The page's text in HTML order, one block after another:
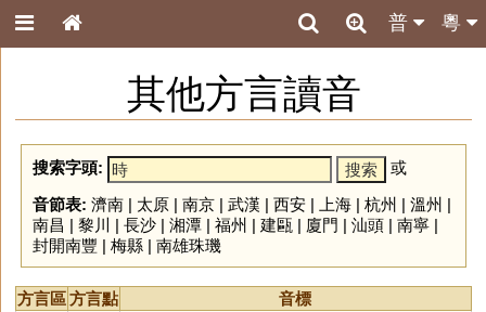
粵
普
其他方言讀音
搜索字頭:
或
音節表: 濟南| 太原| 南京| 武漢 | 西安| 上海| 杭州 | 溫州 |
南昌 | 黎川 | 長沙| 湘潭| 福州 | 建甌 | 廈門 | 汕頭| 南寧|
封開南豐 | 梅縣| 南雄珠璣
方言區方言點 音標